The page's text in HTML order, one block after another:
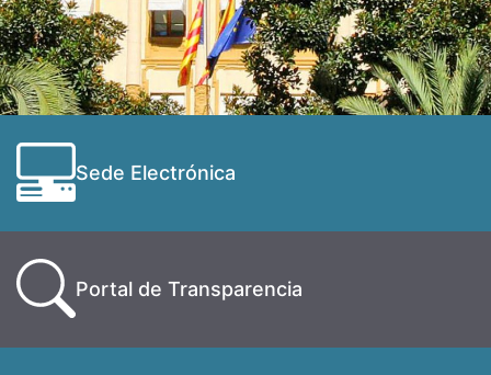
Sede Electrónica
Portal de Transparencia